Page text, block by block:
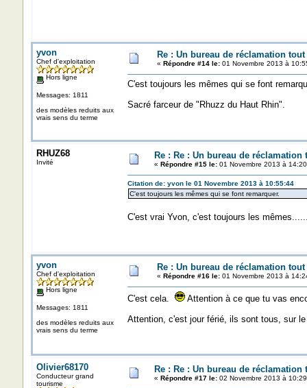
yvon
Chef d'exploitation
Hors ligne
Messages: 1811
des modèles reduits aux
vrais sens du terme
Re : Un bureau de réclamation
« Répondre #14 le:01 Novembre 2013 à
C'est toujours les mêmes qui se font
Sacré farceur de "Rhuzz du Haut Rhin".
RHUZ68
Invité
Re : Re : Un bureau de réclamation
« Répondre #15 le:01 Novembre 2013 à
Citation de: yvon le 01 Novembre 2013 à 10:55:44
C'est toujours les mêmes qui se font remarquer.
C'est vrai Yvon, c'est toujours les
yvon
Chef d'exploitation
Hors ligne
Messages: 1811
des modèles reduits aux
vrais sens du terme
Re : Un bureau de réclamation
« Répondre #16 le:01 Novembre 2013 à
C'est cela.
Attention à ce que tu vas
Attention, c'est jour férié, ils sont tous, sur
Olivier68170
Conducteur grand
tourisme
Re : Re : Un bureau de réclamation
« Répondre #17 le:02 Novembre 2013 à